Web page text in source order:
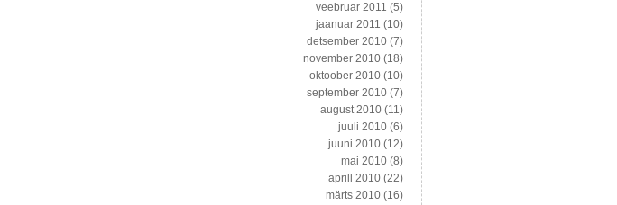
veebruar 2011 (5)
jaanuar 2011 (10)
detsember 2010 (7)
november 2010 (18)
oktoober 2010 (10)
september 2010 (7)
august 2010 (11)
juuli 2010 (6)
juuni 2010 (12)
mai 2010 (8)
aprill 2010 (22)
märts 2010 (16)